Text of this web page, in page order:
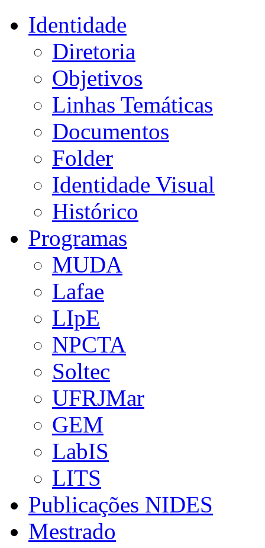
Identidade
Diretoria
Objetivos
Linhas Temáticas
Documentos
Folder
Identidade Visual
Histórico
Programas
MUDA
Lafae
LIpE
NPCTA
Soltec
UFRJMar
GEM
LabIS
LITS
Publicações NIDES
Mestrado